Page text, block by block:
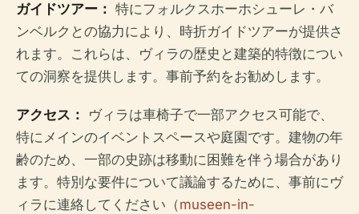
ガイドツアー： 特にフォルクスホーホシューレ・バ
ンベルクとの協力により、時折ガイドツアーが提供さ
れます。これらは、ヴィラの歴史と建築的特徴につい
ての洞察を提供します。事前予約をお勧めします。
アクセス：
ヴィラは車椅子で一部アクセス可能で、
特にメインのイベントスペースや庭園です。建物の年
齢のため、一部の史跡は移動に困難を伴う場合があり
ます。特別な要件について議論するために、事前にヴ
ィラに連絡してください（museen-in-